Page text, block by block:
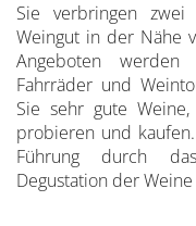
Sie verbringen
Weingut in der Nähe
Angeboten
Fahrräder und
Sie sehr gute
probieren und
Führung durch
Degustation der